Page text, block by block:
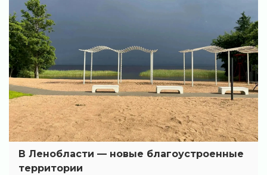
В Ленобласти — новые благоустроенные
территории